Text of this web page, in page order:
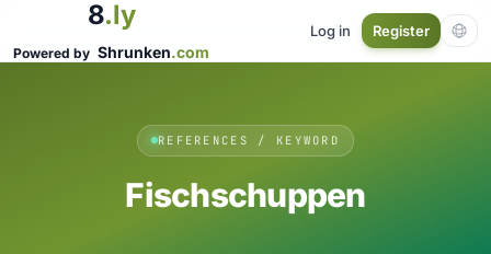
8.ly
Powered by Shrunken.com
Log in Register
REFERENCES / KEYWORD
Fischschuppen